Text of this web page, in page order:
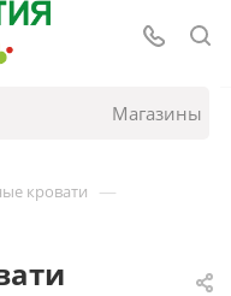
Магазины
кровати —